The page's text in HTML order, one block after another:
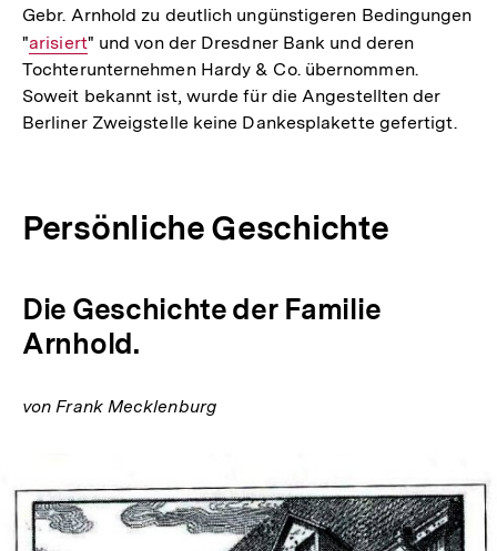
Gebr. Arnhold zu deutlich ungünstigeren Bedingungen
"Interner
Link:
arisiert" und von der Dresdner Bank und deren
Tochterunternehmen Hardy & Co. übernommen.
Soweit bekannt ist, wurde für die Angestellten der
Berliner Zweigstelle keine Dankesplakette gefertigt.
Persönliche Geschichte
Die Geschichte der Familie
Arnhold.
von Frank Mecklenburg